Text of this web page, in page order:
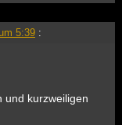
5:39 :
und kurzweiligen